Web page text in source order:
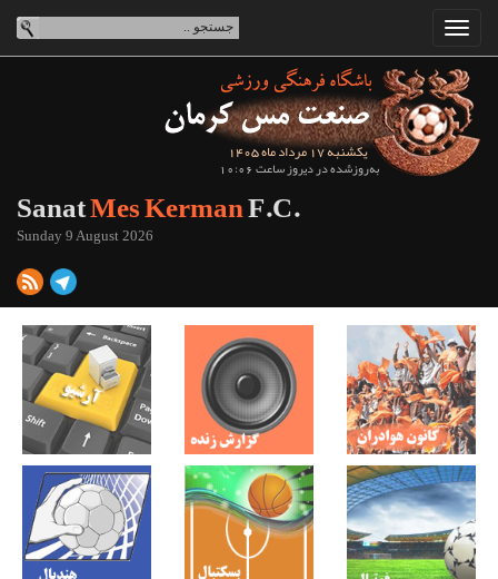
یکشنبه 17 مرداد ماه 1405
به‌روزشده در دیروز ساعت 10:06
SanatMes KermanF.C.
Sunday 9 August 2026